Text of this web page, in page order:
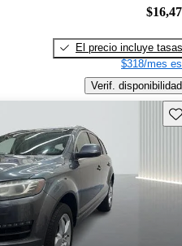
El precio incluye tasas
$318/mes
Verif. disponibilidad